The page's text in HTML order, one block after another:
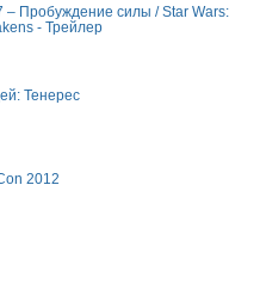
Пробуждение силы / Star Wars:
- Трейлер
Тенерес
2012